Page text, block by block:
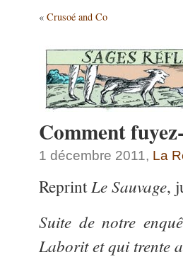
« Crusoé and Co
Comment
1 décembre 2011, La
ReprintLe Sauvage,
Suite de notre
Laborit et qui trente